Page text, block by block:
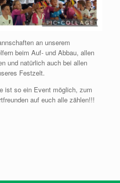
an unserem
beim Auf- und Abbau, allen
und natürlich auch bei allen
Festzelt.
ist so ein Event möglich, zum
auf euch alle zählen!!!